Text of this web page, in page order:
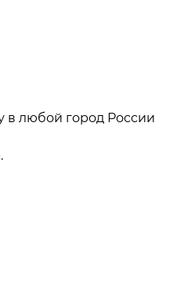
в любой город России